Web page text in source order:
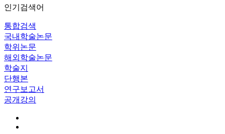
인기검색어
통합검색
국내학술논문
학위논문
해외학술논문
학술지
단행본
연구보고서
공개강의